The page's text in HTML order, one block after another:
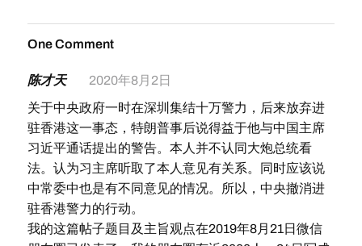
One Comment
陈才天
2020年8月2日
关于中央政府一时在深圳集结十万警力，后来放弃进
驻香港这一事态，特朗普事后说得益于他与中国主席
习近平通话提出的警告。本人并不认同大炮总统看
法。认为习主席听取了本人意见有关系。同时应该说
中常委中也是有不同意见的情况。所以，中央撤消进
驻香港警力的行动。
我的这篇帖子题目及主旨观点在2019年8月21日微信